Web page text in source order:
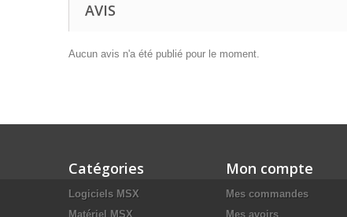
AVIS
Aucun avis n'a été publié pour le moment.
Catégories
Logiciels MSX
Matériel MSX
Mon compte
Mes commandes
Mes avoirs